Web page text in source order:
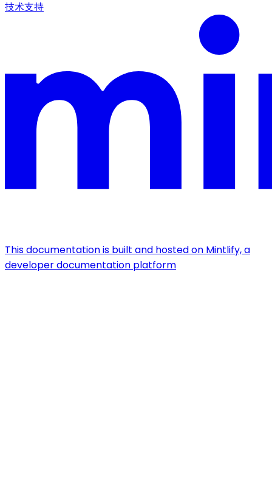
技术支持
This documentation is built and hosted on Mintlify, a
developer documentation platform